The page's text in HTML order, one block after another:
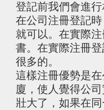
登記前我們會進行
在公司注冊登記
就可以。在實際
書。在實際注冊
很多的。
這樣注冊優勢是
廈，使人覺得公
壯大了，如果在